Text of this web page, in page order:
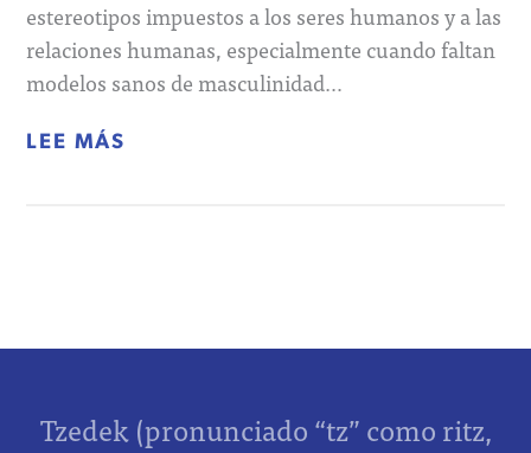
estereotipos impuestos a los seres humanos y a las
relaciones humanas, especialmente cuando faltan
modelos sanos de masculinidad…
LEE MÁS
Tzedek (pronunciado “tz” como ritz,